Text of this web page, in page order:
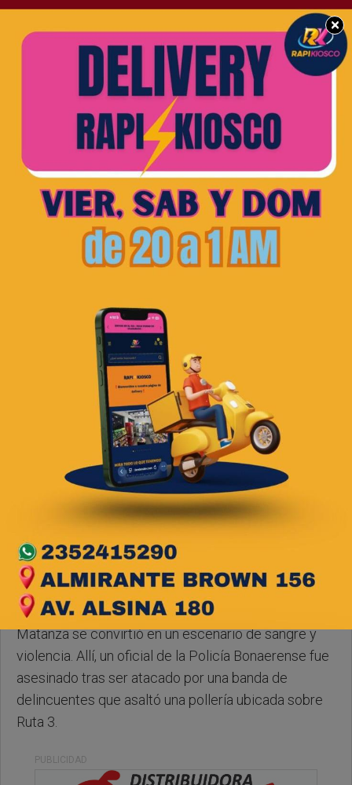
×
Asesinaron a un
efectivo policial
durante robo a una
pollería
Jueves, 23 de Abril de 2026 . 08:26 Hs.
Pasadas las 11.40 de este martes, un negocio en La
Matanza se convirtió en un escenario de sangre y
violencia. Allí, un oficial de la Policía Bonaerense fue
asesinado tras ser atacado por una banda de
delincuentes que asaltó una pollería ubicada sobre
Ruta 3.
PUBLICIDAD